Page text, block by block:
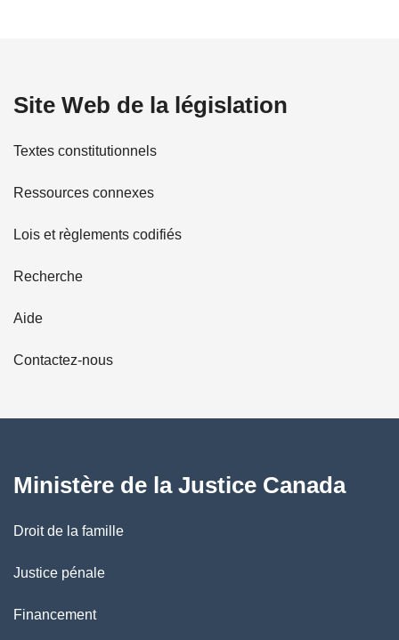
i
l
s
d
e
l
a
e
Site Web de la législation
Textes constitutionnels
Ressources connexes
Lois et règlements codifiés
Recherche
Aide
Contactez-nous
Ministère de la Justice Canada
Droit de la famille
Justice pénale
Financement